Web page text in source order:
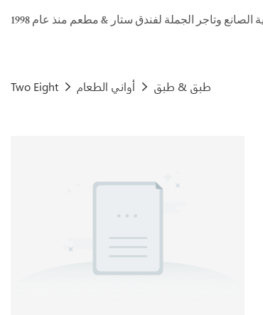
Two Eight أواني الطعام طبق & طبق